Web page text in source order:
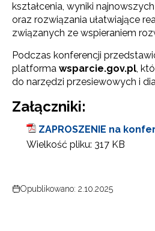
kształcenia, wyniki
oraz rozwiązania ułatwiające
związanych ze wspieraniem
Podczas konferencji
platforma wsparcie.gov.pl,
do narzędzi przesiewowych i
Załączniki:
ZAPROSZENIE na
Wielkość pliku: 317 KB
Opublikowano: 2.10.2025